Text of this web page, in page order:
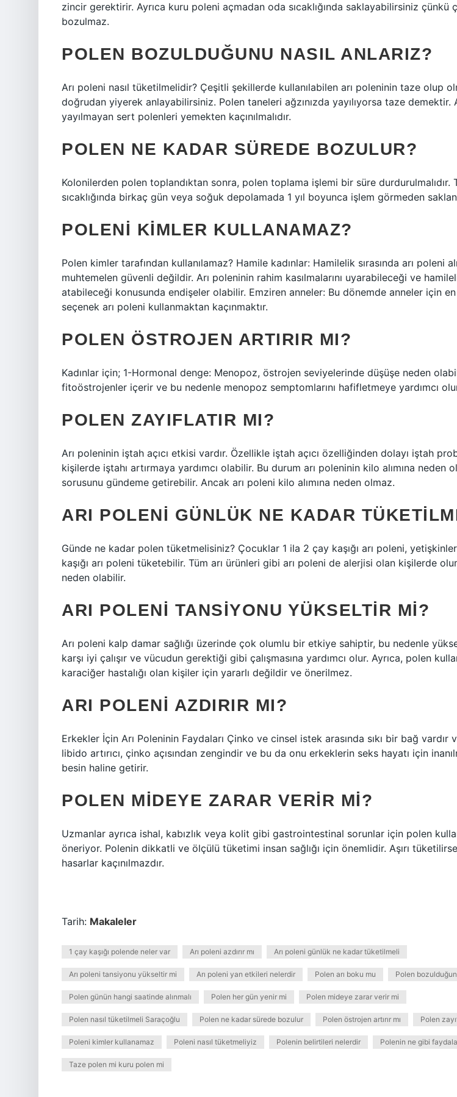
zincir gerektirir. Ayrıca kuru poleni açmadan oda sıcaklığında saklayabilirsiniz çünkü
bozulmaz.
POLEN BOZULDUĞUNU NASIL ANLARIZ?
Arı poleni nasıl tüketilmelidir? Çeşitli şekillerde kullanılabilen arı poleninin taze olup
doğrudan yiyerek anlayabilirsiniz. Polen taneleri ağzınızda yayılıyorsa taze demektir.
yayılmayan sert polenleri yemekten kaçınılmalıdır.
POLEN NE KADAR SÜREDE BOZULUR?
Kolonilerden polen toplandıktan sonra, polen toplama işlemi bir süre durdurulmalıdır.
sıcaklığında birkaç gün veya soğuk depolamada 1 yıl boyunca işlem görmeden
POLENI KIMLER KULLANAMAZ?
Polen kimler tarafından kullanılamaz? Hamile kadınlar: Hamilelik sırasında arı poleni
muhtemelen güvenli değildir. Arı poleninin rahim kasılmalarını uyarabileceği ve
atabileceği konusunda endişeler olabilir. Emziren anneler: Bu dönemde anneler için
seçenek arı poleni kullanmaktan kaçınmaktır.
POLEN ÖSTROJEN ARTIRIR MI?
Kadınlar için; 1-Hormonal denge: Menopoz, östrojen seviyelerinde düşüşe neden
fitoöstrojenler içerir ve bu nedenle menopoz semptomlarını hafifletmeye yardımcı
POLEN ZAYIFLATIR MI?
Arı poleninin iştah açıcı etkisi vardır. Özellikle iştah açıcı özelliğinden dolayı iştah
kişilerde iştahı artırmaya yardımcı olabilir. Bu durum arı poleninin kilo alımına neden
sorusunu gündeme getirebilir. Ancak arı poleni kilo alımına neden olmaz.
ARI POLENI GÜNLÜK NE KADAR
Günde ne kadar polen tüketmelisiniz? Çocuklar 1 ila 2 çay kaşığı arı poleni,
kaşığı arı poleni tüketebilir. Tüm arı ürünleri gibi arı poleni de alerjisi olan kişilerde
neden olabilir.
ARI POLENI TANSIYONU YÜKSELTIR MI?
Arı poleni kalp damar sağlığı üzerinde çok olumlu bir etkiye sahiptir, bu nedenle
karşı iyi çalışır ve vücudun gerektiği gibi çalışmasına yardımcı olur. Ayrıca, polen
karaciğer hastalığı olan kişiler için yararlı değildir ve önerilmez.
ARI POLENI AZDIRIR MI?
Erkekler İçin Arı Poleninin Faydaları Çinko ve cinsel istek arasında sıkı bir bağ vardır
libido artırıcı, çinko açısından zengindir ve bu da onu erkeklerin seks hayatı için
besin haline getirir.
POLEN MIDEYE ZARAR VERIR MI?
Uzmanlar ayrıca ishal, kabızlık veya kolit gibi gastrointestinal sorunlar için polen
öneriyor. Polenin dikkatli ve ölçülü tüketimi insan sağlığı için önemlidir. Aşırı
hasarlar kaçınılmazdır.
Tarih: Makaleler
1 çay kaşığı polende neler var Arı poleni azdırır mı Arı poleni günlük ne kadar tüketilmeli
Arı poleni tansiyonu yükseltir mi Arı poleni yan etkileri nelerdir Polen arı boku mu Polen
Polen günün hangi saatinde alınmalı Polen her gün yenir mi Polen mideye zarar verir mi
Polen nasıl tüketilmeli Saraçoğlu Polen ne kadar sürede bozulur Polen östrojen artırır mı Polen
Poleni kimler kullanamaz Poleni nasıl tüketmeliyiz Polenin belirtileri nelerdir Polenin ne gibi
Taze polen mi kuru polen mi